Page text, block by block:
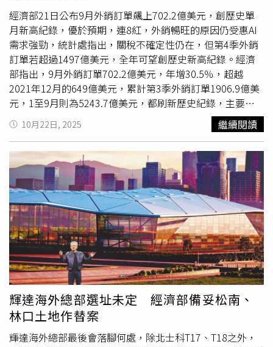
年多了5千元，共2.5萬元，但不僅限台灣廠區，而是全球廠
區的員工都有加碼，隨即現場爆出歡呼。
經濟部21日公布9月外銷訂單飆上702.2億美元，創歷史單
月新高紀錄，優於預期，連8紅，外銷暢旺的原因仍受惠AI
需求強勁，統計處指出，關稅不確定性仍在，但第4季外銷
訂單若超過1497億美元，全年可望創歷史新高紀錄。經濟
部指出，9月外銷訂單702.2億美元，年增30.5％，超越
2021年12月的649億美元，累計第3季外銷訂單1906.9億美
元，1至9月則為5243.7億美元，都刷新歷史紀錄，主要受
惠AI、高效能運算以及雲端產業需求持續熱絡。至於接單來
源，以美國訂單252.9億美元最多，年增40.2％，東協訂單
高達147.4億美元，年增57.5％，2地區都以電子產品訂單增
幅最多，大陸及香港地區訂單122.3億美元，較去年同期成
長11.6％，累計1至9月接單自美國金額為1862.1億美元，大
陸及香港1004.1億美元，東協968.8億美元。經濟部統計處
長黃偉傑表示，9月外銷訂單表現優於預期，主要是先前預
期新舊產品交替期將至，出貨可能趨緩，但實際上伺服器的
訂單仍比預期還要高，並補充終端需求雖未明顯回溫，大陸
產能以及對等關稅壓抑傳產表現，但台灣仍是AI主要供應
者，預期第4季成長動能持續，變數在232條款的談判結
果，只要第4季金額超過1497億美元，可望打破2021年
6741億美元紀錄。統計處預期10月外銷訂單區間在686至
706億美元間，年增23.7％至27.3％，預期前10月累計訂單
為5930億至5950億美元，年增22.4％至22.8％。
10月22日, 2025 繼續閱讀
輝達海外總部選址未定 經濟部備妥松南、
林口土地作替案
輝達海外總部最後會落腳何處，除北士科T17、T18之外，